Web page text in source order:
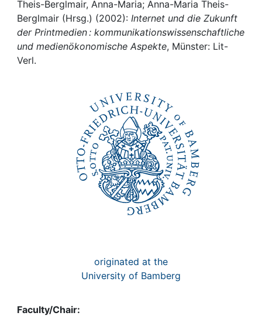
My FIS
Help
Theis-Berglmair, Anna-Maria; Anna-Maria Theis-
Berglmair (Hrsg.) (2002): Internet und die Zukunft
der Printmedien : kommunikationswissenschaftliche
und medienökonomische Aspekte, Münster: Lit-
Verl.
originated at the
University of Bamberg
Faculty/Chair: